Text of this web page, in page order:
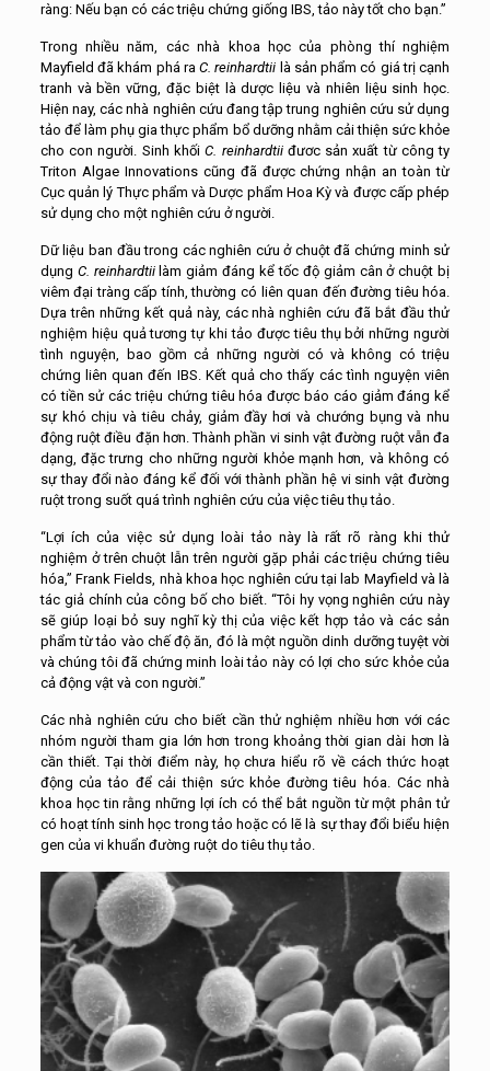
ràng: Nếu bạn có các triệu chứng giống IBS, tảo này tốt cho bạn.”
Trong nhiều năm, các nhà khoa học của phòng thí nghiệm
Mayfield đã khám phá raC. reinhardtii là sản phẩm có giá trị cạnh
tranh và bền vững, đặc biệt là dược liệu và nhiên liệu sinh học.
Hiện nay, các nhà nghiên cứu đang tập trung nghiên cứu sử dụng
tảo để làm phụ gia thực phẩm bổ dưỡng nhằm cải thiện sức khỏe
cho con người. Sinh khốiC. reinhardtiiđươc sản xuất từ công ty
Triton Algae Innovations cũng đã được chứng nhận an toàn từ
Cục quản lý Thực phẩm và Dược phẩm Hoa Kỳ và được cấp phép
sử dụng cho một nghiên cứu ở người.
Dữ liệu ban đầu trong các nghiên cứu ở chuột đã chứng minh sử
dụng C. reinhardtiilàm giảm đáng kể tốc độ giảm cân ở chuột bị
viêm đại tràng cấp tính, thường có liên quan đến đường tiêu hóa.
Dựa trên những kết quả này, các nhà nghiên cứu đã bắt đầu thử
nghiệm hiệu quả tương tự khi tảo được tiêu thụ bởi những người
tình nguyện, bao gồm cả những người có và không có triệu
chứng liên quan đến IBS. Kết quả cho thấy các tình nguyện viên
có tiền sử các triệu chứng tiêu hóa được báo cáo giảm đáng kể
sự khó chịu và tiêu chảy, giảm đầy hơi và chướng bụng và nhu
động ruột điều đặn hơn. Thành phần vi sinh vật đường ruột vẫn đa
dạng, đặc trưng cho những người khỏe mạnh hơn, và không có
sự thay đổi nào đáng kể đối với thành phần hệ vi sinh vật đường
ruột trong suốt quá trình nghiên cứu của việc tiêu thụ tảo.
“Lợi ích của việc sử dụng loài tảo này là rất rõ ràng khi thử
nghiệm ở trên chuột lẫn trên người gặp phải các triệu chứng tiêu
hóa,” Frank Fields, nhà khoa học nghiên cứu tại lab Mayfield và là
tác giả chính của công bố cho biết. “Tôi hy vọng nghiên cứu này
sẽ giúp loại bỏ suy nghĩ kỳ thị của việc kết hợp tảo và các sản
phẩm từ tảo vào chế độ ăn, đó là một nguồn dinh dưỡng tuyệt vời
và chúng tôi đã chứng minh loài tảo này có lợi cho sức khỏe của
cả động vật và con người.”
Các nhà nghiên cứu cho biết cần thử nghiệm nhiều hơn với các
nhóm người tham gia lớn hơn trong khoảng thời gian dài hơn là
cần thiết. Tại thời điểm này, họ chưa hiểu rõ về cách thức hoạt
động của tảo để cải thiện sức khỏe đường tiêu hóa. Các nhà
khoa học tin rằng những lợi ích có thể bắt nguồn từ một phân tử
có hoạt tính sinh học trong tảo hoặc có lẽ là sự thay đổi biểu hiện
gen của vi khuẩn đường ruột do tiêu thụ tảo.